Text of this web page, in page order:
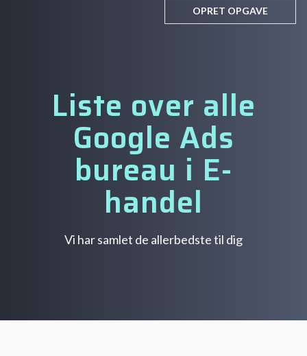
OPRET OPGAVE
Liste over alle
Google Ads
bureau i E-
handel
Vi har samlet de allerbedste til dig